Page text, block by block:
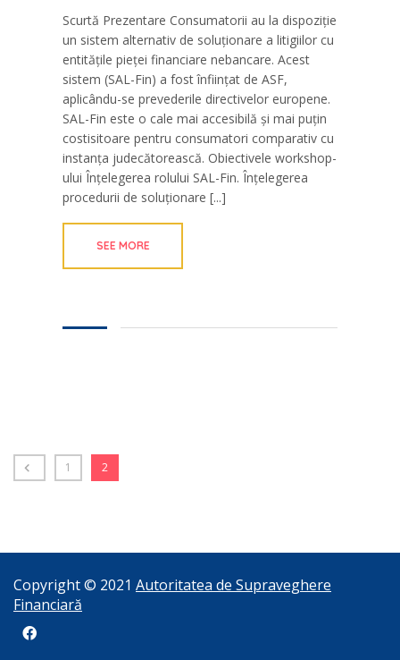
Scurtă Prezentare Consumatorii au la dispoziție
un sistem alternativ de soluționare a litigiilor cu
entitățile pieței financiare nebancare. Acest
sistem (SAL-Fin) a fost înființat de ASF,
aplicându-se prevederile directivelor europene.
SAL-Fin este o cale mai accesibilă și mai puțin
costisitoare pentru consumatori comparativ cu
instanța judecătorească. Obiectivele workshop-
ului Înțelegerea rolului SAL-Fin. Înțelegerea
procedurii de soluționare [...]
SEE MORE
1 2
Copyright © 2021 Autoritatea de Supraveghere
Financiară